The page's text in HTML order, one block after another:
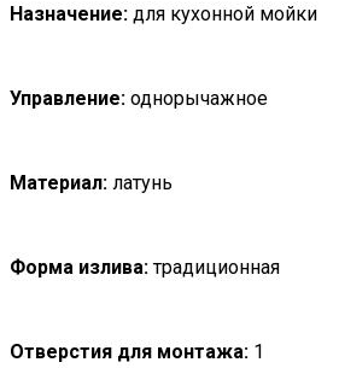
Назначение: для кухонной мойки
Управление: однорычажное
Материал: латунь
Форма излива:традиционная
Отверстия для монтажа: 1